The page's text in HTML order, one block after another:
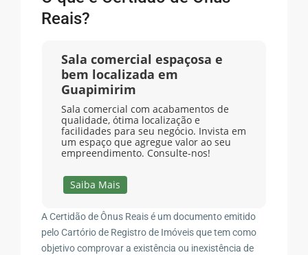
Reais?
Sala comercial espaçosa e
bem localizada em
Guapimirim
Sala comercial com acabamentos de
qualidade, ótima localização e
facilidades para seu negócio. Invista em
um espaço que agregue valor ao seu
empreendimento. Consulte-nos!
Saiba Mais
A Certidão de Ônus Reais é um documento emitido
pelo Cartório de Registro de Imóveis que tem como
objetivo comprovar a existência ou inexistência de